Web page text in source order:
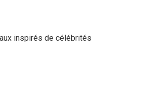
inspirés de célébrités